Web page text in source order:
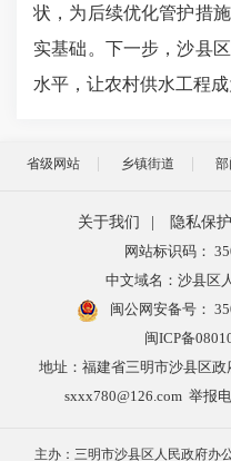
状，为后续优化管护措
实基础。下一步，沙县
水平，让农村供水工程成
省级网站 乡镇街道
关于我们 隐私保护
网站标识码：
中文域名：沙县区
闽公网安备号：
闽ICP备
地址：福建省三明市沙县区政
sxxx780@126.com 举报
主办：三明市沙县区人民政府办